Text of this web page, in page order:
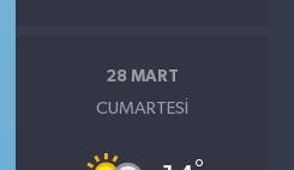
28 MART
CUMARTESI